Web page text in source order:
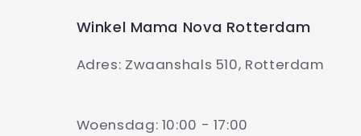
Winkel Mama Nova Rotterdam
Adres: Zwaanshals 510, Rotterdam
Woensdag: 10:00 - 17:00